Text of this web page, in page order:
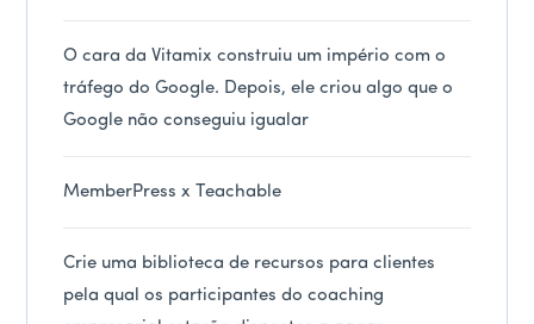
O cara da Vitamix construiu um império com o
tráfego do Google. Depois, ele criou algo que o
Google não conseguiu igualar
MemberPress x Teachable
Crie uma biblioteca de recursos para clientes
pela qual os participantes do coaching